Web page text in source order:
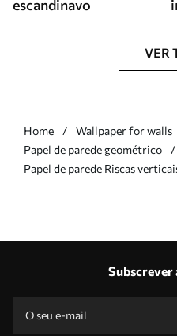
escandinavo
VER
Home
Wallpaper for walls
Papel de parede geométrico
Papel de parede Riscas
Subscrever